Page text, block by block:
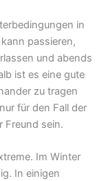
in
passieren,
und abends
ist es eine gute
zu tragen
für den Fall der
Freund sein.
Im Winter
In einigen